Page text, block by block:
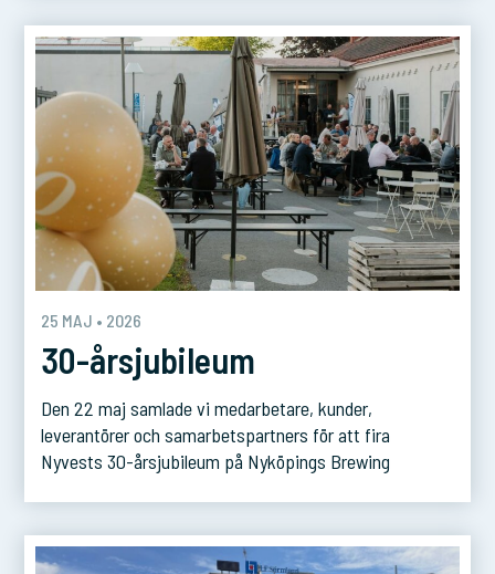
25 MAJ • 2026
30-årsjubileum
Den 22 maj samlade vi medarbetare, kunder,
leverantörer och samarbetspartners för att fira
Nyvests 30-årsjubileum på Nyköpings Brewing